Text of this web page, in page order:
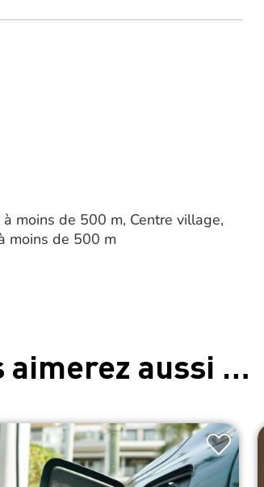
moins de 500 m, Centre village,
moins de 500 m
aimerez aussi …